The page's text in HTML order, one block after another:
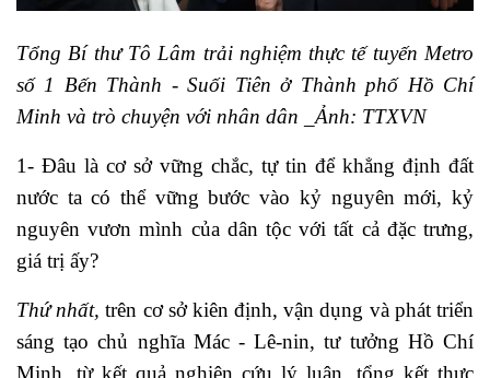
Tổng Bí thư Tô Lâm trải nghiệm thực tế tuyến Metro
số 1 Bến Thành - Suối Tiên ở Thành phố Hồ Chí
Minh và trò chuyện với nhân dân _Ảnh: TTXVN
1- Đâu là cơ sở vững chắc, tự tin để khẳng định đất
nước ta có thể vững bước vào kỷ nguyên mới, kỷ
nguyên vươn mình của dân tộc với tất cả đặc trưng,
giá trị ấy?
Thứ nhất, trên cơ sở kiên định, vận dụng và phát triển
sáng tạo chủ nghĩa Mác - Lê-nin, tư tưởng Hồ Chí